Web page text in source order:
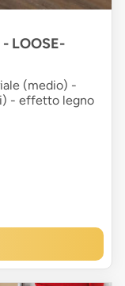
LOOSE-
(medio) -
- effetto legno